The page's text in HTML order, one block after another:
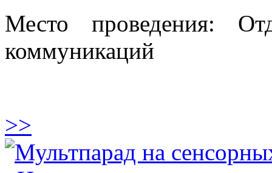
Место проведения:
коммуникаций
>>